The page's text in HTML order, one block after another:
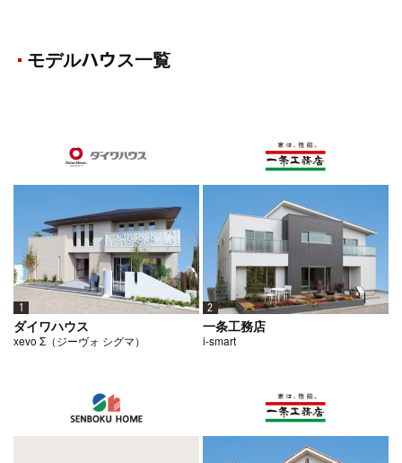
モデルハウス一覧
1
ダイワハウス
xevo Σ（ジーヴォ シグマ）
2
一条工務店
i-smart